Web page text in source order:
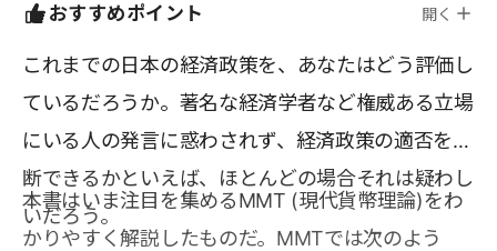
おすすめポイント 開く
これまでの日本の経済政策を、あなたはどう評価し
ているだろうか。著名な経済学者など権威ある立場
にいる人の発言に惑わされず、経済政策の適否を判
断できるかといえば、ほとんどの場合それは疑わし
いだろう。
本書はいま注目を集めるMMT (現代貨幣理論)をわ
かりやすく解説したものだ。MMTでは次のよう